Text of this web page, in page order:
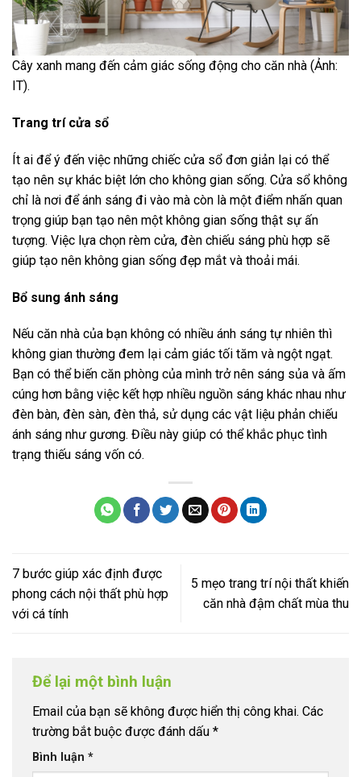
Cây xanh mang đến cảm giác sống động cho căn nhà (Ảnh:
IT).
Trang trí cửa sổ
Ít ai để ý đến việc những chiếc cửa sổ đơn giản lại có thể
tạo nên sự khác biệt lớn cho không gian sống. Cửa sổ không
chỉ là nơi để ánh sáng đi vào mà còn là một điểm nhấn quan
trọng giúp bạn tạo nên một không gian sống thật sự ấn
tượng. Việc lựa chọn rèm cửa, đèn chiếu sáng phù hợp sẽ
giúp tạo nên không gian sống đẹp mắt và thoải mái.
Bổ sung ánh sáng
Nếu căn nhà của bạn không có nhiều ánh sáng tự nhiên thì
không gian thường đem lại cảm giác tối tăm và ngột ngạt.
Bạn có thể biến căn phòng của mình trở nên sáng sủa và ấm
cúng hơn bằng việc kết hợp nhiều nguồn sáng khác nhau như
đèn bàn, đèn sàn, đèn thả, sử dụng các vật liệu phản chiếu
ánh sáng như gương. Điều này giúp có thể khắc phục tình
trạng thiếu sáng vốn có.
7 bước giúp xác định được
phong cách nội thất phù hợp
với cá tính
5 mẹo trang trí nội thất khiến
căn nhà đậm chất mùa thu
Để lại một bình luận
Email của bạn sẽ không được hiển thị công khai. Các
trường bắt buộc được đánh dấu *
Bình luận *